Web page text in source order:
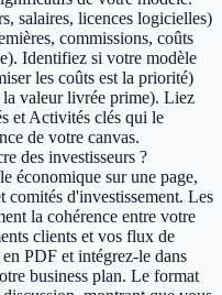
salaires, licences logicielles)
commissions, coûts
Identifiez si votre modèle
les coûts est la priorité)
valeur livrée prime). Liez
et Activités clés qui le
de votre canvas.
des investisseurs ?
économique sur une page,
comités d'investissement. Les
la cohérence entre votre
clients et vos flux de
PDF et intégrez-le dans
business plan. Le format